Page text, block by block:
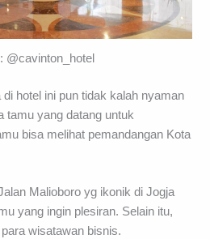
@cavinton_hotel
hotel ini pun tidak kalah nyaman
tamu yang datang untuk
bisa melihat pemandangan Kota
Malioboro yg ikonik di Jogja
yang ingin plesiran. Selain itu,
wisatawan bisnis.